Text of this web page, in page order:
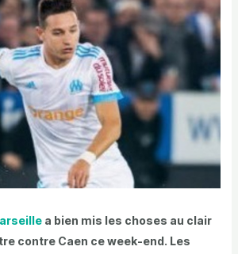
a bien mis les choses au clair
contre Caen ce week-end. Les